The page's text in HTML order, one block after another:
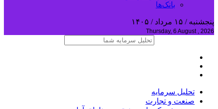
بانک‌ها
پنجشنبه / ۱۵ مرداد / ۱۴۰۵
Thursday, 6 August , 2026
تحلیل‌ سرمایه
صنعت و تجارت